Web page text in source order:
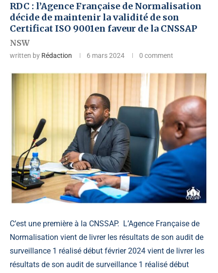
RDC : l’Agence Française de Normalisation
décide de maintenir la validité de son
Certificat ISO 9001en faveur de la CNSSAP
NSW
written by Rédaction 6 mars 2024 0 comment
C’est une première à la CNSSAP. L’Agence Française de
Normalisation vient de livrer les résultats de son audit de
surveillance 1 réalisé début février 2024 vient de livrer les
résultats de son audit de surveillance 1 réalisé début